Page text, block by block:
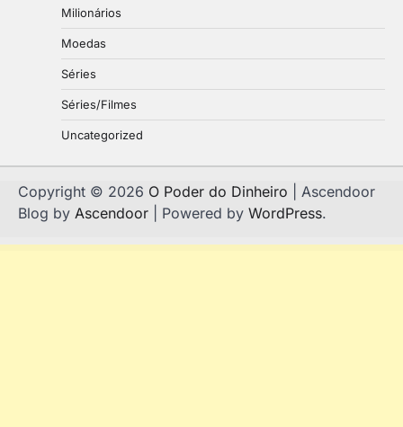
Milionários
Moedas
Séries
Séries/Filmes
Uncategorized
Copyright © 2026 O Poder do Dinheiro | Ascendoor
Blog by Ascendoor | Powered by WordPress.